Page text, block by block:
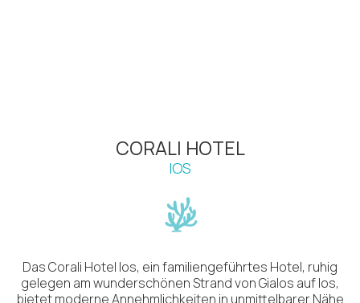
CORALI HOTEL
IOS
Das Corali Hotel Ios, ein familiengeführtes Hotel, ruhig
gelegen am wunderschönen Strand von Gialos auf Ios,
bietet moderne Annehmlichkeiten in unmittelbarer Nähe